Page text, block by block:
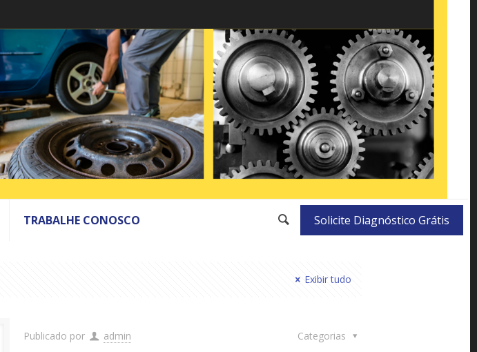
TRABALHE CONOSCO Solicite Diagnóstico Grátis
Exibir tudo
Publicado por admin Categorias